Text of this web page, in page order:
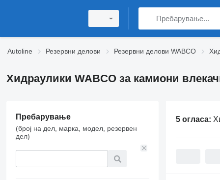
Autoline Резервни делови Резервни делови WABCO
Хидраулики WABCO за камиони
Пребарување
(број на дел, марка, модел, резервен
дел)
5 огласа: